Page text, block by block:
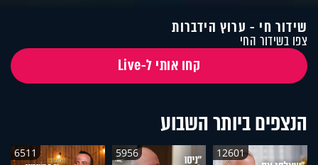
שידור חי - ערוץ הידברות
צפו בשידור החי
קחו אותי ל-Live
הנצפים ביותר השבוע
12601
5956
6511